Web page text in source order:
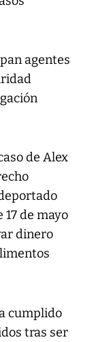
agentes
de Alex
de mayo
dinero
cumplido
tras ser